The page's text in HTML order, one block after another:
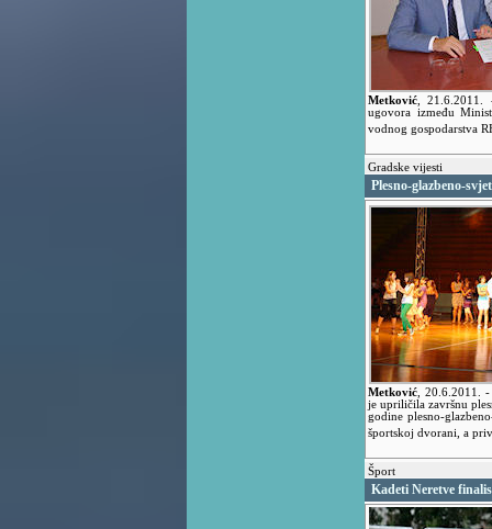
Metković ,21.6.2011.
ugovora između
vodnog gospodarstva
Gradske vijesti
Plesno-glazbeno-
Metković 20.6.2011. -
je upriličila završnu
godine plesno-
športskoj dvorani, a
Šport
Kadeti Neretve